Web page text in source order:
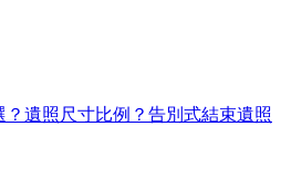
？遺照尺寸比例？告別式結束遺照